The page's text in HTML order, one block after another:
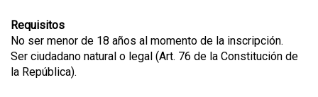
Requisitos
No ser menor de 18 años al momento de la inscripción.
Ser ciudadano natural o legal (Art. 76 de la Constitución de
la República).